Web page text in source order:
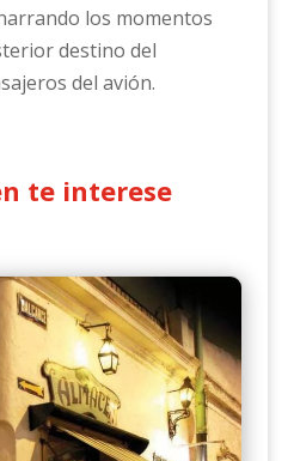
los momentos
destino del
del avión.
te interese